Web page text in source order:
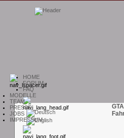
HOME
FORUM
FAQ
MODELLE
TEAM
PRESSE
JOBS
IMPRESSUM